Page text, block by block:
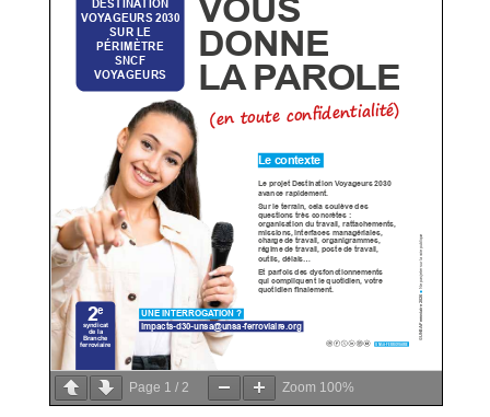
Page 1 / 2 Zoom 100%